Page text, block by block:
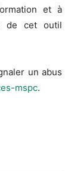
et à
de cet outil
un abus
mspc.